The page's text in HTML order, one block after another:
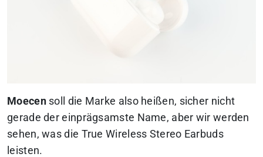
Moecensoll die Marke also heißen, sicher nicht
gerade der einprägsamste Name, aber wir werden
sehen, was die True Wireless Stereo Earbuds
leisten.